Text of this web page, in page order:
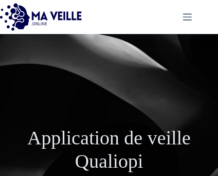
Application de veille
Qualiopi